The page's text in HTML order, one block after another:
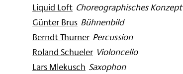
Liquid Loft
: Choreographisches Konzept
Günter Brus
: Bühnenbild
Berndt Thurner
: Percussion
Roland Schueler
: Violoncello
Lars Mlekusch: Saxophon